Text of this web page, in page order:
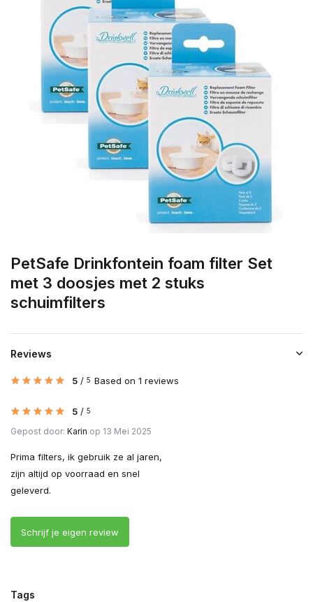
PetSafe Drinkfontein foam filter Set
met 3 doosjes met 2 stuks
schuimfilters
Reviews
5 / 5 Based on 1 reviews
5 / 5
Gepost door: Karin op 13 Mei 2025
Prima filters, ik gebruik ze al jaren,
zijn altijd op voorraad en snel
geleverd.
Schrijf je eigen review
Tags